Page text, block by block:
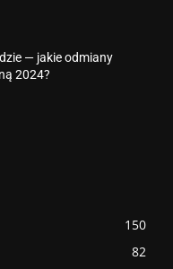
— jakie odmiany
2024?
150
82